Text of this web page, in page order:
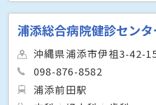
浦添総合病院健診センタ
沖縄県浦添市伊祖3-42-
098-876-8582
浦添前田駅